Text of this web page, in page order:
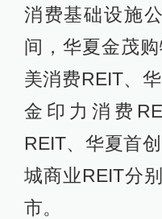
消费基础设施
间，华夏金茂
美消费REIT、
金印力消费
REIT、华夏首
城商业REIT分
市。